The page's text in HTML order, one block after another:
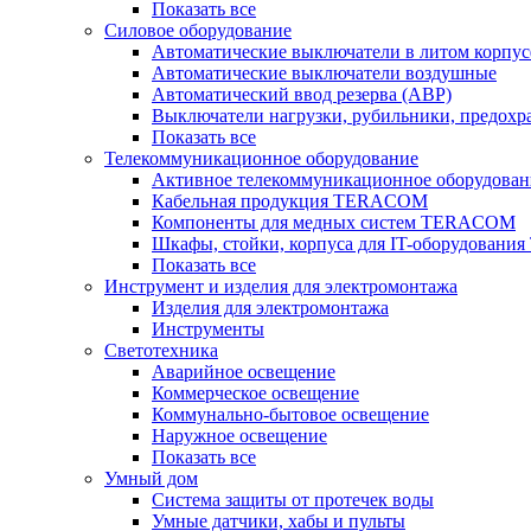
Показать все
Силовое оборудование
Автоматические выключатели в литом
Автоматические выключатели воздушные
Автоматический ввод резерва (АВР)
Выключатели нагрузки, рубильники,
Показать все
Телекоммуникационное оборудование
Активное телекоммуникационное
Кабельная продукция TERACOM
Компоненты для медных систем TERACOM
Шкафы, стойки, корпуса для IT-
Показать все
Инструмент и изделия для электромонтажа
Изделия для электромонтажа
Инструменты
Светотехника
Аварийное освещение
Коммерческое освещение
Коммунально-бытовое освещение
Наружное освещение
Показать все
Умный дом
Система защиты от протечек воды
Умные датчики, хабы и пульты